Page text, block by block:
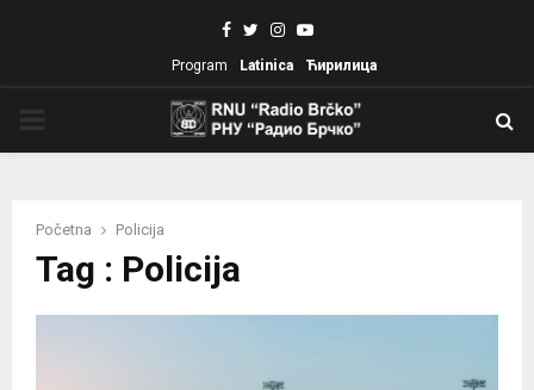
Facebook
TwitterInstagram
Youtube
Program Latinica Ћирилица
Početna Policija
Tag : Policija